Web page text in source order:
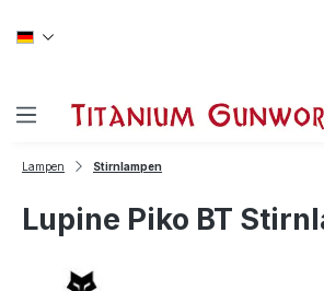
Lampen Stirnlampen
Lupine Piko BT